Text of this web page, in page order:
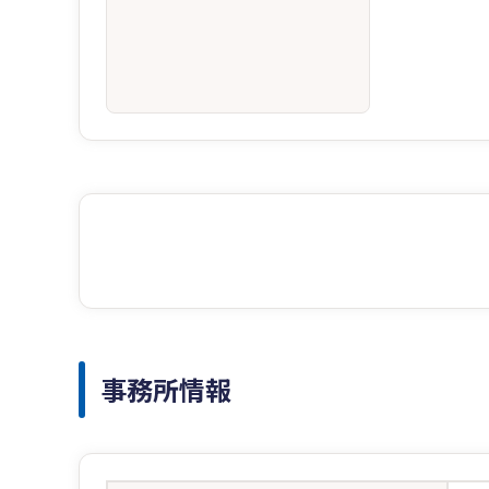
事務所情報